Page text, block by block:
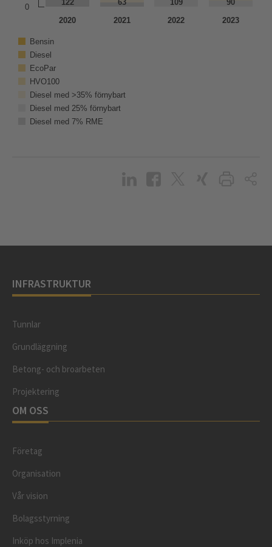
109
109 90
90
122
122 63
63
Bensin
Diesel
EcoPar
HVO100
Diesel med >35% förnybart
Diesel med 25% förnybart
Diesel med 7% RME
2020 2021 2022 2023
0
INFRASTRUKTUR
Tunnlar
Grundläggning
Betong- och broarbeten
Projektering
OM OSS
Företag
Organisation
Vår vision
Bolagsstyrning
Inköp hos Implenia